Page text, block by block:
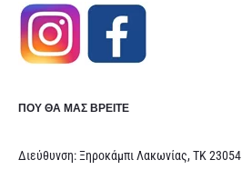
ΠΟΥ ΘΑ ΜΑΣ ΒΡΕΊΤΕ
Διεύθυνση: Ξηροκάμπι Λακωνίας, ΤΚ 23054